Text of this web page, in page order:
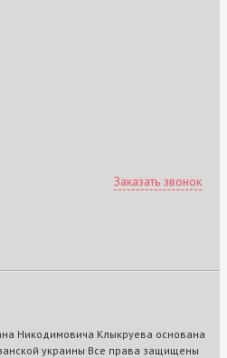
Заказать звонок
Никодимовича Клыкруева основана
украины Все права защищены